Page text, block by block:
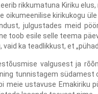
rikkumatuna Kiriku
oikumeenilise kirikukogu
julgustades meid
toob esile selle teema
ka teadlikkust, et
valgusest ja
tunnistagem
meie ustavuse